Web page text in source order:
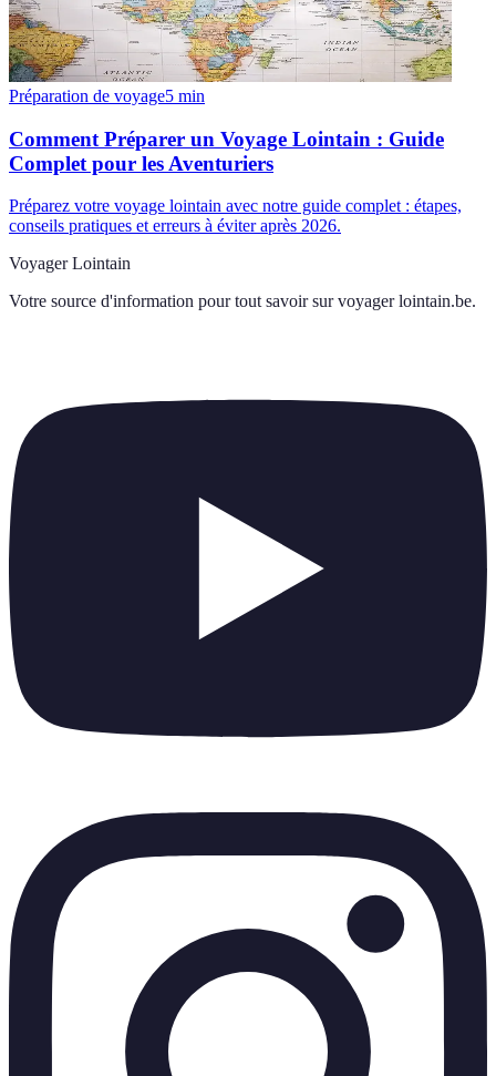
Préparation de voyage5 min
Comment Préparer un Voyage Lointain : Guide
Complet pour les Aventuriers
Préparez votre voyage lointain avec notre guide complet : étapes,
conseils pratiques et erreurs à éviter après 2026.
Voyager Lointain
Votre source d'information pour tout savoir sur voyager lointain.be.